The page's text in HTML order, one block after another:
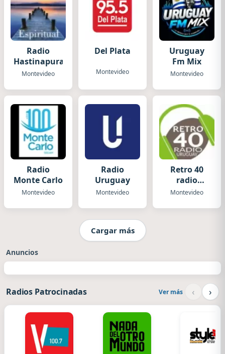
Radio
Hastinapura
Montevideo
Del Plata
Montevideo
Uruguay
Fm Mix
Montevideo
Radio
Monte Carlo
Montevideo
Radio
Uruguay
Montevideo
Retro 40
radio
Uruguay
Montevideo
Cargar más
Anuncios
Radios Patrocinadas Ver más ‹ ›